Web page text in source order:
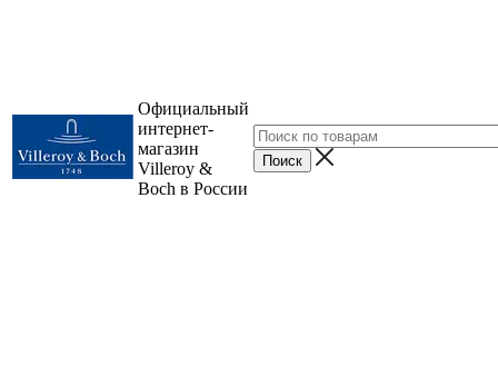
Официальный
интернет-
магазин
Villeroy &
Boch в России